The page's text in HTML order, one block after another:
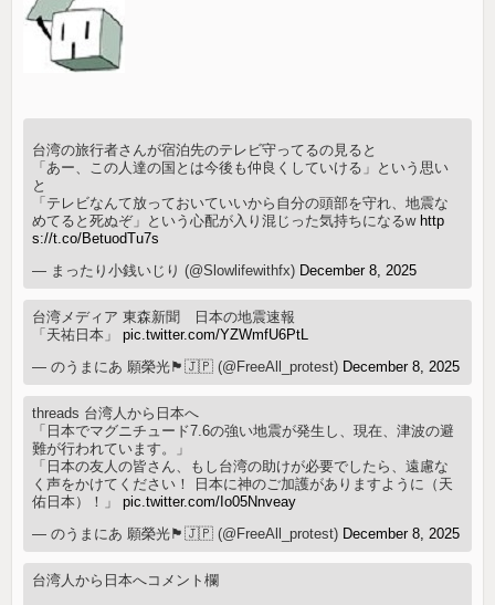
台湾の旅行者さんが宿泊先のテレビ守ってるの見ると
「あー、この人達の国とは今後も仲良くしていける」という思い
と
「テレビなんて放っておいていいから自分の頭部を守れ、地震な
めてると死ぬぞ」という心配が入り混じった気持ちになるw http
s://t.co/BetuodTu7s
— まったり小銭いじり (@Slowlifewithfx) December 8, 2025
台湾メディア 東森新聞 日本の地震速報
「天祐日本」pic.twitter.com/YZWmfU6PtL
— のうまにあ 願榮光🏴🇯🇵 (@FreeAll_protest) December 8, 2025
threads 台湾人から日本へ
「日本でマグニチュード7.6の強い地震が発生し、現在、津波の避
難が行われています。」
「日本の友人の皆さん、もし台湾の助けが必要でしたら、遠慮な
く声をかけてください！ 日本に神のご加護がありますように（天
佑日本）！」pic.twitter.com/Io05Nnveay
— のうまにあ 願榮光🏴🇯🇵 (@FreeAll_protest) December 8, 2025
台湾人から日本へコメント欄